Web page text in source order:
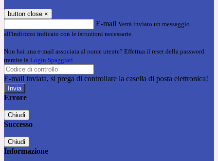
button close ×
E-mail Verrà inviato un messaggio
all'indirizzo indicato con le istruzioni necessarie.
Non hai una e-mail associata al nome utente? Effettua il reset della password
tramite la Login Spaggiari
E-mail inviata, si prega di controllare la casella di posta elettronica!
Errore
Chiudi
Successo
Chiudi
Informazione